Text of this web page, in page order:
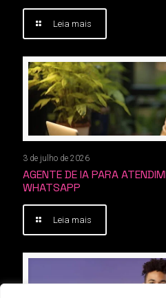
Leia mais
3 de julho de 2026
AGENTE DE IA PARA
WHATSAPP
Leia mais